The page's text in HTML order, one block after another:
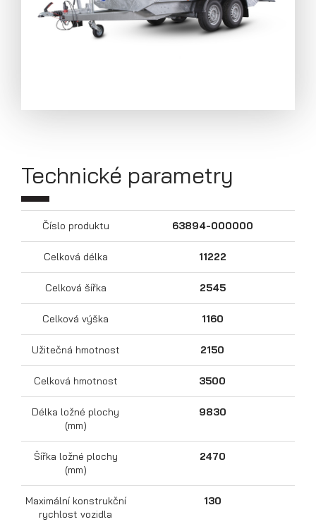
Přepravníky motocyklů
Technické parametry
Číslo produktu 63894-000000
Celková délka 11222
Celková šířka 2545
Celková výška 1160
Užitečná hmotnost 2150
Celková hmotnost 3500
Délka ložné plochy
(mm)
9830
Šířka ložné plochy
(mm)
2470
Maximální konstrukční
rychlost vozidla
130